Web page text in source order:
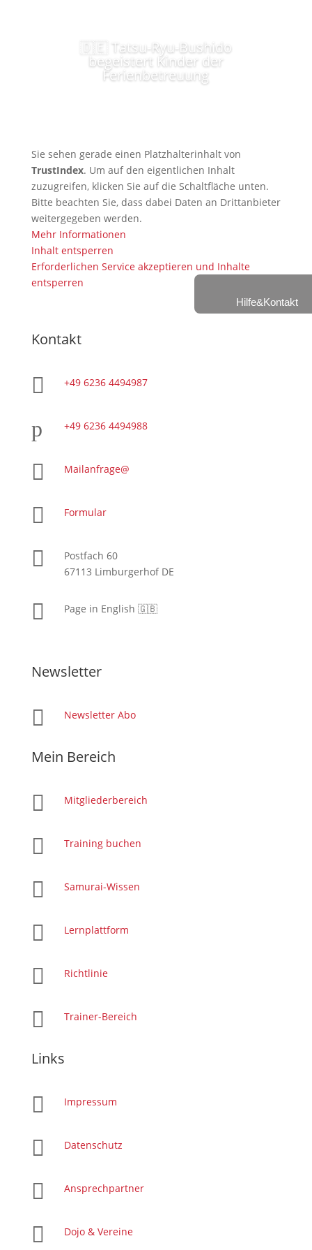
🇩🇪 Tatsu-Ryu-Bushido
begeistert Kinder der
Ferienbetreuung
Sie sehen gerade einen Platzhalterinhalt von
TrustIndex. Um auf den eigentlichen Inhalt
zuzugreifen, klicken Sie auf die Schaltfläche unten.
Bitte beachten Sie, dass dabei Daten an Drittanbieter
weitergegeben werden.
Mehr Informationen
Inhalt entsperren
Erforderlichen Service akzeptieren und Inhalte
entsperren
Kontakt
 +49 6236 4494987
p +49 6236 4494988
 Mailanfrage@
 Formular

Postfach 60
67113 Limburgerhof DE
 Page in English 🇬🇧
Newsletter
 Newsletter Abo
Mein Bereich
 Mitgliederbereich
 Training buchen
 Samurai-Wissen
 Lernplattform
 Richtlinie
 Trainer-Bereich
Links
 Impressum
 Datenschutz
 Ansprechpartner
 Dojo & Vereine
Hilfe&Kontakt